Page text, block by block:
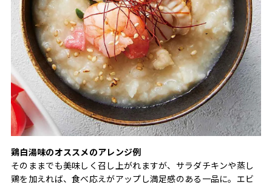
鶏白湯味のオススメのアレンジ例
そのままでも美味しく召し上がれますが、サラダチキンや蒸し
鶏を加えれば、食べ応えがアップし満足感のある一品に。エビ